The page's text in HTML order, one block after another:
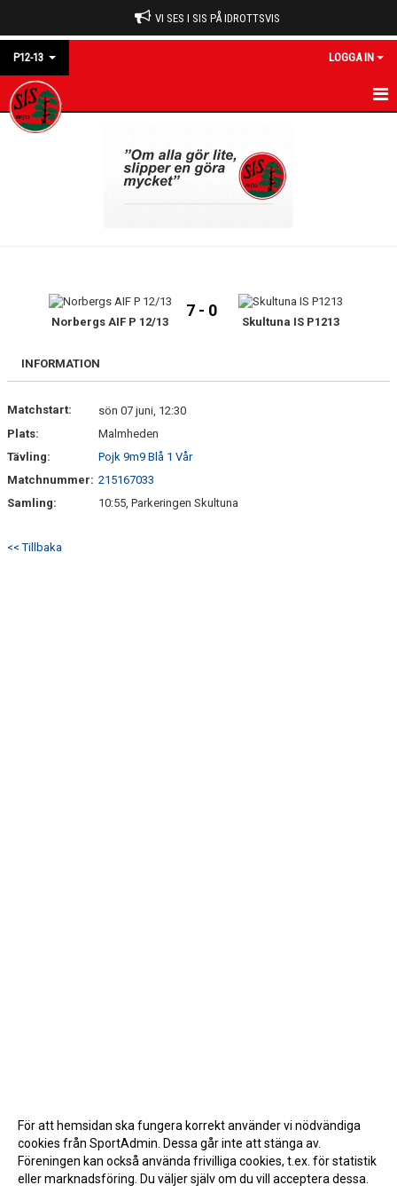
VI SES I SIS PÅ IDROTTSVIS
P12-13 LOGGA IN
P12-13
KONTAKT
GÄSTBOK
BILDGALLERI
Norbergs AIF P 12/13
7 - 0
Skultuna IS P1213
INFORMATION
Matchstart:
sön 07 juni, 12:30
Plats:
Malmheden
Tävling:
Pojk 9m9 Blå 1 Vår
Matchnummer: 215167033
Samling:
10:55, Parkeringen Skultuna
<< Tillbaka
För att hemsidan ska fungera korrekt använder vi nödvändiga
cookies från SportAdmin. Dessa går inte att stänga av.
Föreningen kan också använda frivilliga cookies, t.ex. för statistik
eller marknadsföring. Du väljer själv om du vill acceptera dessa.